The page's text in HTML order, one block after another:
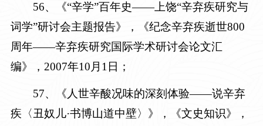
56、《“辛学”百年史——上饶“辛弃疾研究与
词学”研讨会主题报告》
，《纪念辛弃疾逝世800
周年——辛弃疾研究国际学术研讨会论文汇
编》，2007年10月1日 ；
57、《人世辛酸况味的深刻体验——说辛弃
疾〈丑奴儿·书博山道中壁〉》，《文史知识》，